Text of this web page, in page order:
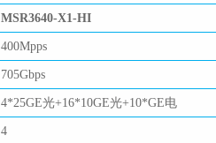
MSR3640-X1-HI
400Mpps
705Gbps
4*25GE光+16*10GE光+10*GE电
4